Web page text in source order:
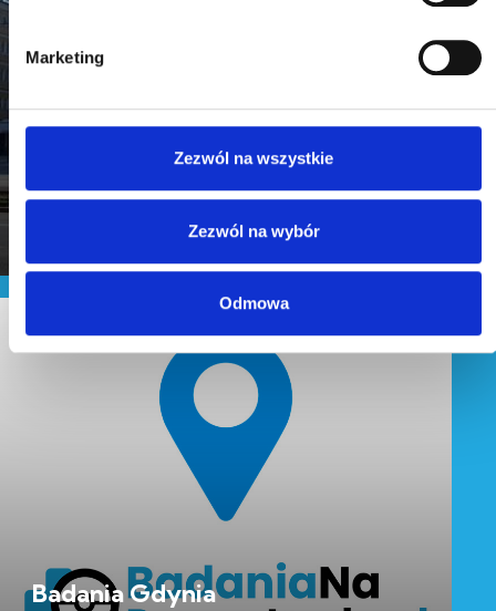
d
Marketing
Zezwól na wszystkie
Zezwól na wybór
Odmowa
Badania Gdańsk
Badania Gdynia